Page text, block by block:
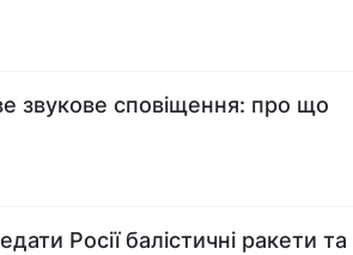
звукове сповіщення: про що
Росії балістичні ракети та